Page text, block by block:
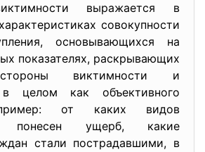
выражается в
совокупности
основывающихся на
показателях, раскрывающих
виктимности и
в целом как объективного
от каких видов
понесен ущерб, какие
стали пострадавшими, в